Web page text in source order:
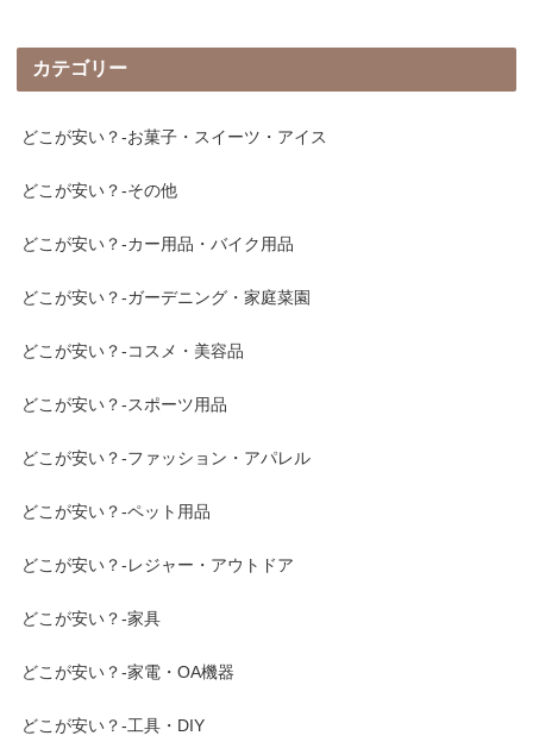
カテゴリー
どこが安い？-お菓子・スイーツ・アイス
どこが安い？-その他
どこが安い？-カー用品・バイク用品
どこが安い？-ガーデニング・家庭菜園
どこが安い？-コスメ・美容品
どこが安い？-スポーツ用品
どこが安い？-ファッション・アパレル
どこが安い？-ペット用品
どこが安い？-レジャー・アウトドア
どこが安い？-家具
どこが安い？-家電・OA機器
どこが安い？-工具・DIY